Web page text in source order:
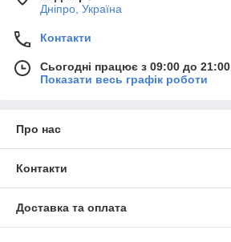
Дніпро, Україна
Контакти
Сьогодні працює з 09:00 до 21:00
Показати весь графік роботи
Про нас
Контакти
Доставка та оплата